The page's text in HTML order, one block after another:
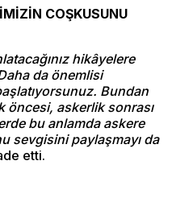
COŞKUSUNU
hikâyelere
da önemlisi
Bundan
öncesi, askerlik sonrası
bu anlamda askere
sevgisini paylaşmayı da
etti.